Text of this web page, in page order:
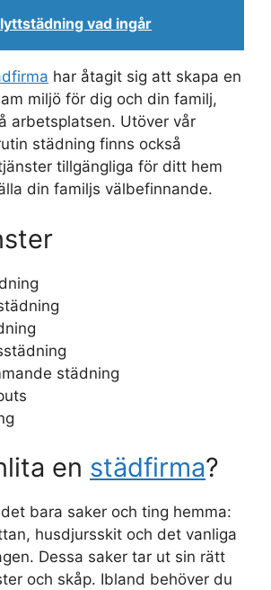
vad ingår
har åtagit sig att skapa en
miljö för dig och din familj,
arbetsplatsen. Utöver vår
städning finns också
tillgängliga för ditt hem
din familjs välbefinnande.
städning
en städfirma?
bara saker och ting hemma:
husdjursskit och det vanliga
Dessa saker tar ut sin rätt
och skåp. Ibland behöver du